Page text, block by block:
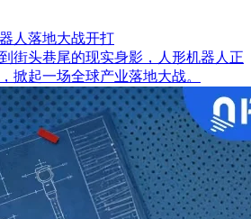
人落地大战开打
街头巷尾的现实身影，人形机器人正
掀起一场全球产业落地大战。